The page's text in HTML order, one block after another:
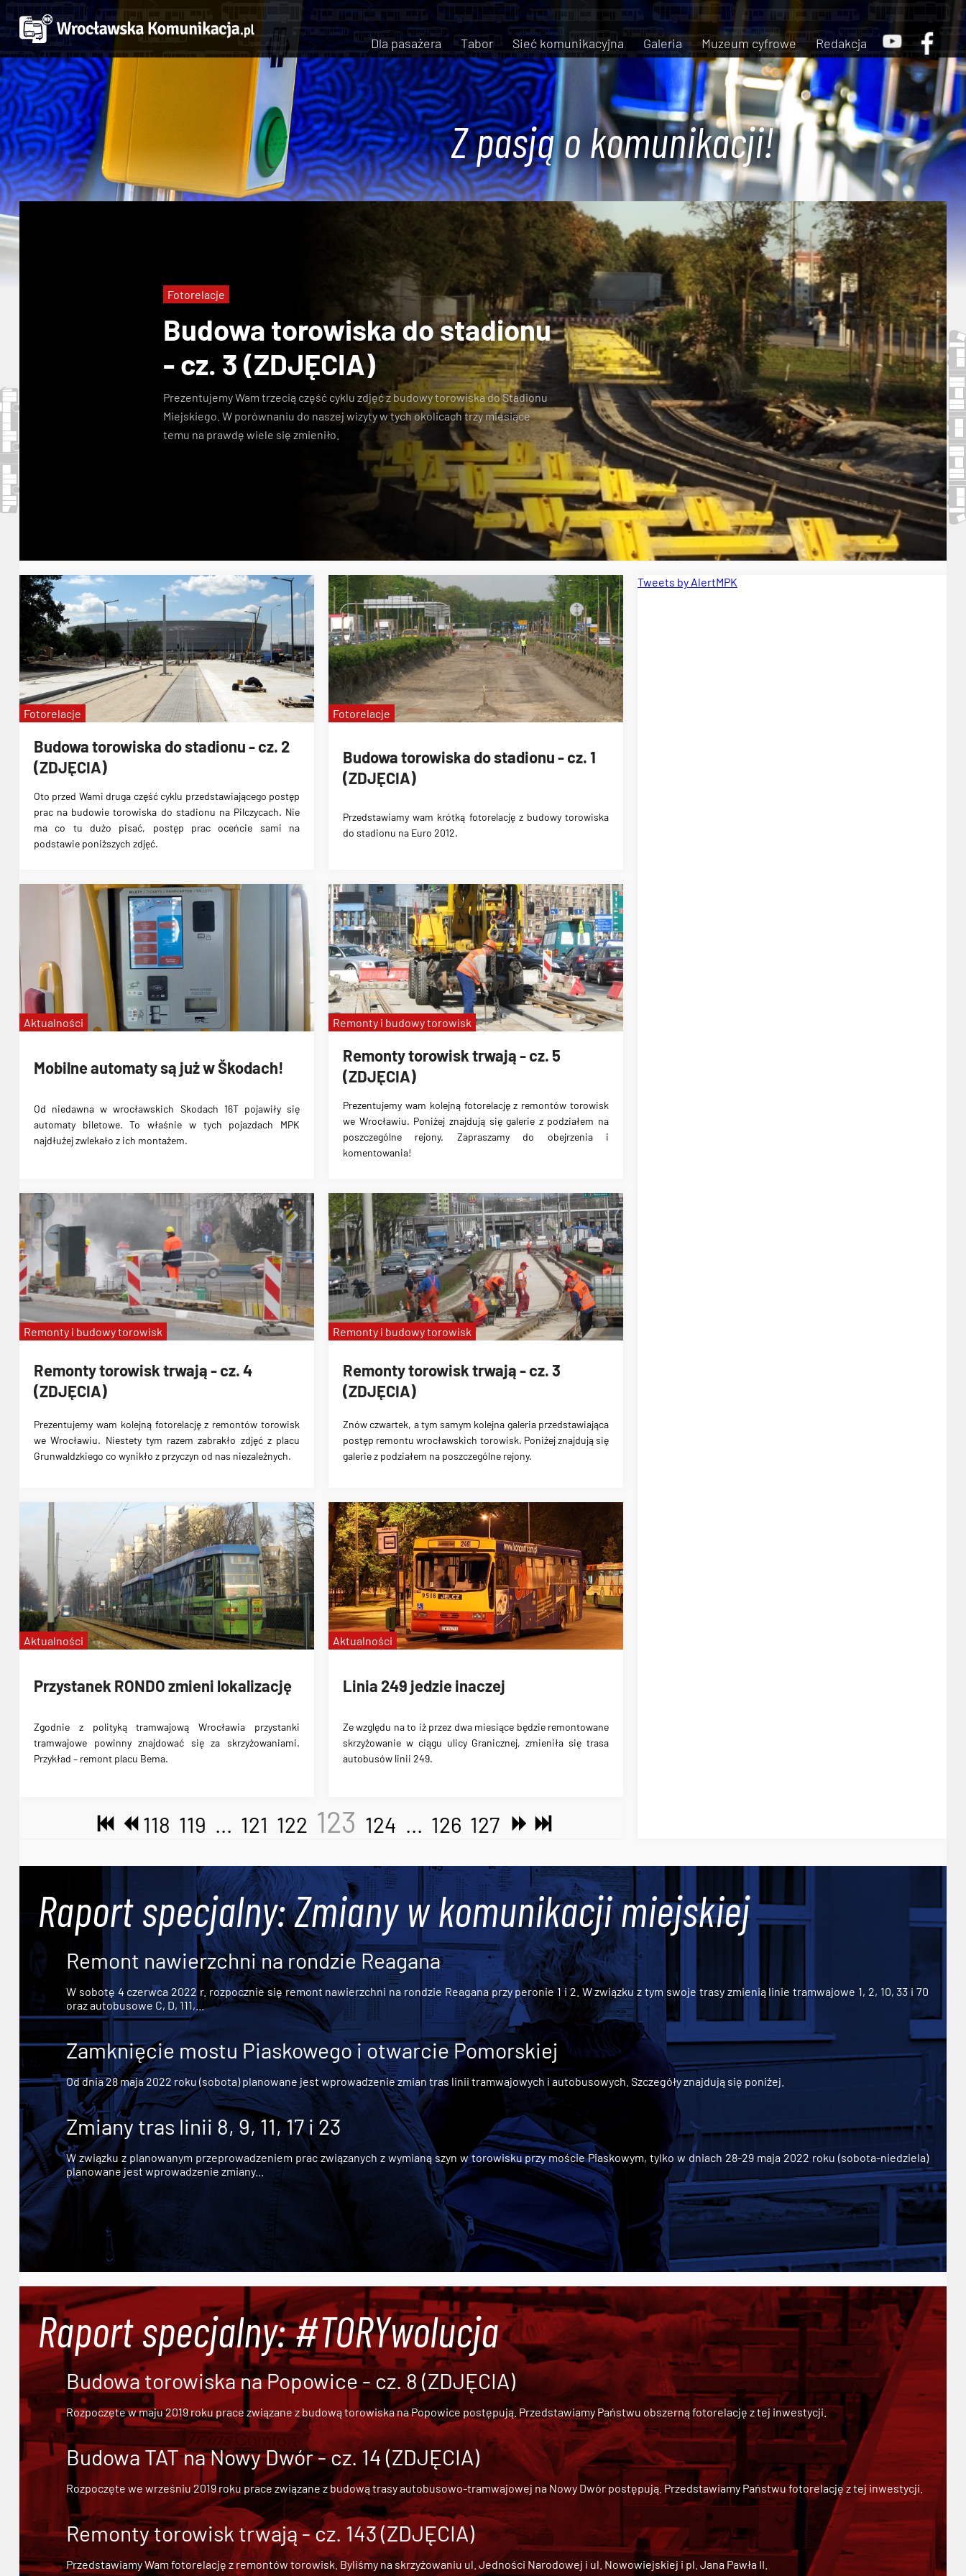
Dla pasażera Tabor Sieć komunikacyjna Galeria Muzeum cyfrowe Redakcja
Z pasją o komunikacji!
Budowa torowiska do stadionu
- cz. 3 (ZDJĘCIA)
Prezentujemy Wam trzecią część cyklu zdjęć z budowy torowiska do Stadionu
Miejskiego . W porównaniu do naszej wizyty w tych okolicach trzy miesiące
temu na prawdę wiele się zmieniło
Fotorelacje
Budowa torowiska do stadionu - cz. 2
(ZDJĘCIA)
Oto przed Wami druga część cyklu przedstawiającego postęp
prac na budowie torowiska do stadionu na Pilczycach. Nie
ma co tu dużo pisać, postęp prac oceńcie sami na
podstawie poniższych zdjęć.
Fotorelacje
Budowa torowiska do stadionu - cz. 1
(ZDJĘCIA)
Przedstawiamy wam krótką fotorelację z budowy torowiska
do stadionu na Euro 2012.
Fotorelacje
Mobilne automaty są już w Škodach!
Od niedawna w wrocławskich Skodach 16T pojawiły się
automaty biletowe. To właśnie w tych pojazdach MPK
najdłużej zwlekało z ich montażem.
Aktualności
Remonty torowisk trwają - cz. 5
(ZDJĘCIA)
Prezentujemy wam kolejną fotorelację z remontów torowisk
we Wrocławiu. Poniżej znajdują się galerie z podziałem na
poszczególne rejony. Zapraszamy do obejrzenia i
komentowania!
Remonty i budowy torowisk
Remonty torowisk trwają - cz. 4
(ZDJĘCIA)
Prezentujemy wam kolejną fotorelację z remontów torowisk
we Wrocławiu. Niestety tym razem zabrakło zdjęć z placu
Grunwaldzkiego co wynikło z przyczyn od nas niezależnych.
Remonty i budowy torowisk
Remonty torowisk trwają - cz. 3
(ZDJĘCIA)
Znów czwartek, a tym samym kolejna galeria przedstawiająca
postęp remontu wrocławskich torowisk. Poniżej znajdują się
galerie z podziałem na poszczególne rejony.
Remonty i budowy torowisk
Przystanek RONDO zmieni lokalizację
Zgodnie z polityką tramwajową Wrocławia przystanki
tramwajowe powinny znajdować się za skrzyżowaniami.
Przykład – remont placu Bema.
Aktualności
Linia 249 jedzie inaczej
Ze względu na to iż przez dwa miesiące będzie remontowane
skrzyżowanie w ciągu ulicy Granicznej, zmieniła się trasa
autobusów linii 249.
Aktualności
118 119 ... 121 122 123 124 ... 126 127
Tweets by AlertMPK
Raport specjalny: Zmiany w komunikacji miejskiej
Remont nawierzchni na rondzie Reagana
W sobotę 4 czerwca 2022 r. rozpocznie się remont nawierzchni na rondzie Reagana przy peronie 1 i 2. W związku z tym swoje trasy zmienią linie tramwajowe 1, 2, 10, 33 i 70
oraz autobusowe C, D, 111,...
Zamknięcie mostu Piaskowego i otwarcie Pomorskiej
Od dnia 28 maja 2022 roku (sobota) planowane jest wprowadzenie zmian tras linii tramwajowych i autobusowych. Szczegóły znajdują się poniżej.
Zmiany tras linii 8, 9, 11, 17 i 23
W związku z planowanym przeprowadzeniem prac związanych z wymianą szyn w torowisku przy moście Piaskowym, tylko w dniach 28-29 maja 2022 roku (sobota-niedziela)
planowane jest wprowadzenie zmiany...
Raport specjalny: #TORYwolucja
Budowa torowiska na Popowice - cz. 8 (ZDJĘCIA)
Rozpoczęte w maju 2019 roku prace związane z budową torowiska na Popowice postępują. Przedstawiamy Państwu obszerną fotorelację z tej inwestycji.
Budowa TAT na Nowy Dwór - cz. 14 (ZDJĘCIA)
Rozpoczęte we wrześniu 2019 roku prace związane zbudową trasy autobusowo-tramwajowej na Nowy Dwórpostępują. Przedstawiamy Państwu fotorelację z tej inwestycji.
Remonty torowisk trwają - cz. 143 (ZDJĘCIA)
Przedstawiamy Wam fotorelację z remontów torowisk. Byliśmy na skrzyżowaniu ul. Jedności Narodowej i ul. Nowowiejskiej i pl. Jana Pawła II.